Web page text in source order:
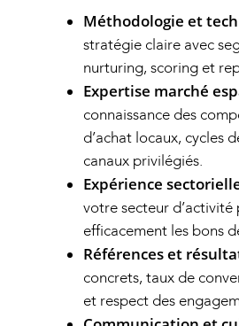
Méthodologie et
stratégie claire avec
nurturing, scoring et
Expertise marché
connaissance des
d’achat locaux, cycles
canaux privilégiés.
Expérience
votre secteur
efficacement les bons
Références et
concrets, taux de
et respect des